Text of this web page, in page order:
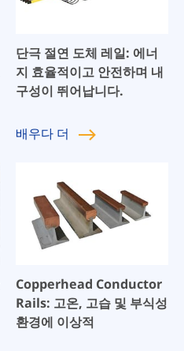
단극 절연 도체 레일: 에너
지 효율적이고 안전하며 내
구성이 뛰어납니다.
배우다 더
Copperhead Conductor
Rails: 고온, 고습 및 부식성
환경에 이상적